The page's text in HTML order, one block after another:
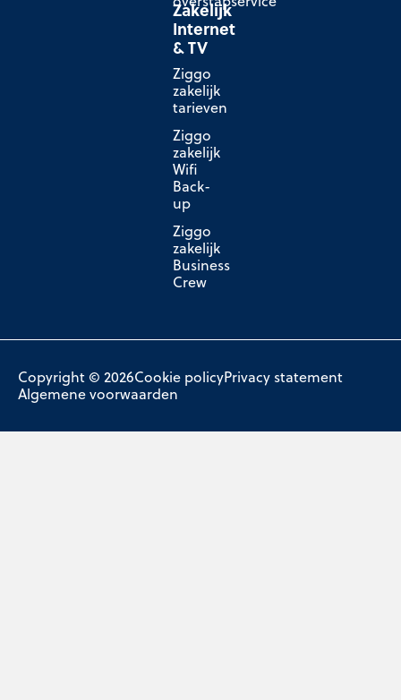
Zakelijk
Internet
& TV
Ziggo
zakelijk
tarieven
Ziggo
zakelijk
Wifi
Back-
up
Ziggo
zakelijk
Business
Crew
Copyright © 2026Cookie policyPrivacy statement
Algemene voorwaarden